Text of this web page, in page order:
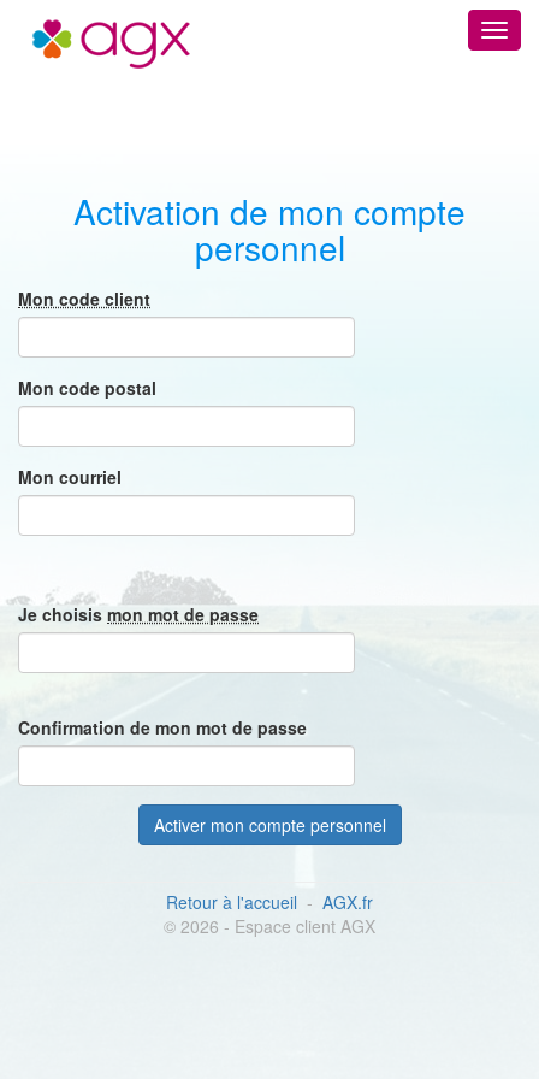
Site AGX
Activation de mon compte
personnel
Mon code client
Mon code postal
Mon courriel
Je choisis mon mot de passe
Confirmation de mon mot de passe
Retour à l'accueil - AGX.fr
© 2026 - Espace client AGX